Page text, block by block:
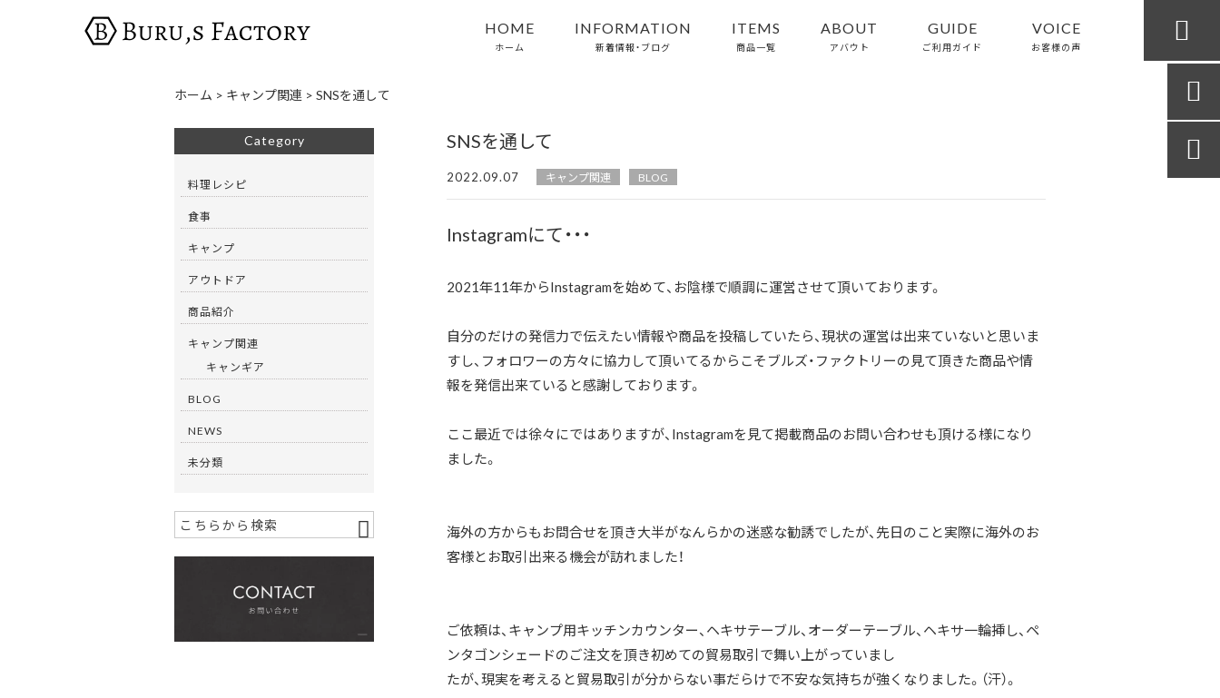
HOME
ホーム
INFORMATION
新着情報・ブログ
ITEMS
商品一覧
ABOUT
アバウト
GUIDE
ご利用ガイド
VOICE
お客様の声

ホーム > キャンプ関連 > SNSを通して
SNSを通して
2022.09.07 キャンプ関連 BLOG
Instagramにて・・・
2021年11年からInstagramを始めて、お陰様で順調に運営させて頂いております。
自分のだけの発信力で伝えたい情報や商品を投稿していたら、現状の運営は出来ていないと思いま
すし、フォロワーの方々に協力して頂いてるからこそブルズ・ファクトリーの見て頂きた商品や情
報を発信出来ていると感謝しております。
ここ最近では徐々にではありますが、Instagramを見て掲載商品のお問い合わせも頂ける様になり
ました。
海外の方からもお問合せを頂き大半がなんらかの迷惑な勧誘でしたが、先日のこと実際に海外のお
客様とお取引出来る機会が訪れました！
ご依頼は、キャンプ用キッチンカウンター、ヘキサテーブル、オーダーテーブル、ヘキサ一輪挿し、ペ
ンタゴンシェードのご注文を頂き初めての貿易取引で舞い上がっていまし
たが、現実を考えると貿易取引が分からない事だらけで不安な気持ちが強くなりました。（汗）。
Category
料理レシピ
食事
キャンプ
アウトドア
商品紹介
キャンプ関連
キャンギア
BLOG
NEWS
未分類

